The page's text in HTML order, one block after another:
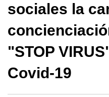
sociales la
"STOP
Covid-19